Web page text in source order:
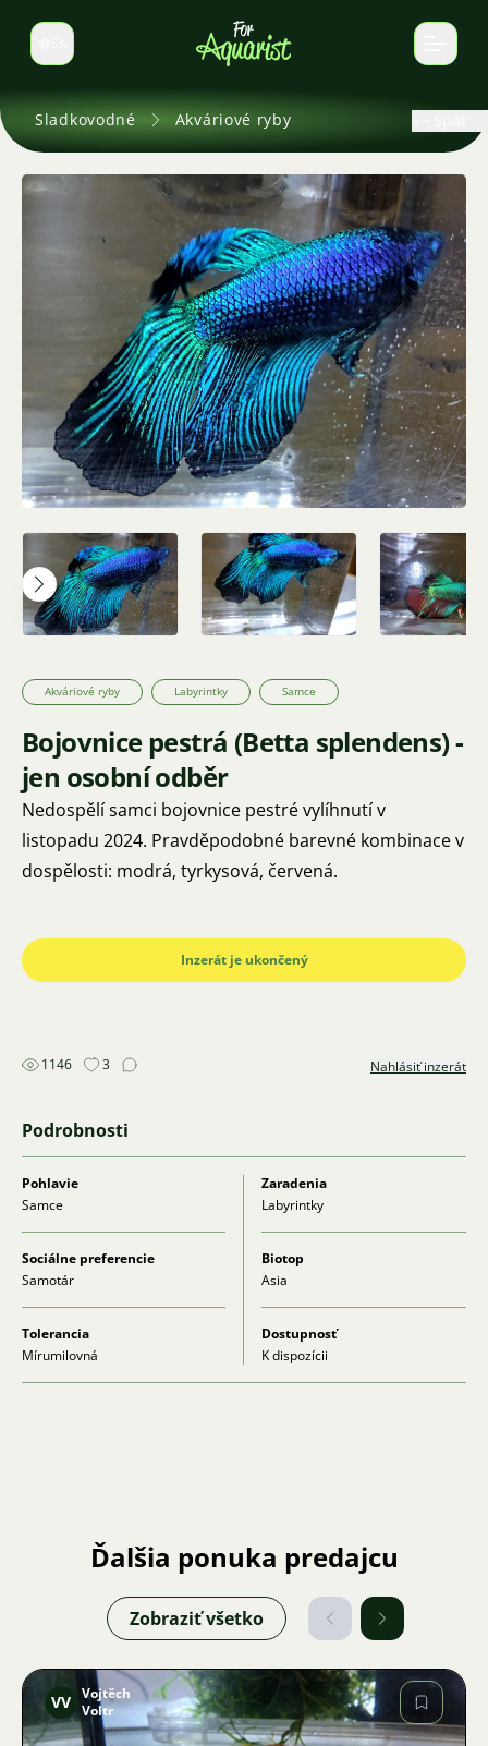
Prepnúť jazyk
Sladkovodné Akváriové ryby
Akváriové ryby Labyrintky Samce
Bojovnice pestrá (Betta splendens) -
jen osobní odběr
Nedospělí samci bojovnice pestré vylíhnutí v
listopadu 2024. Pravděpodobné barevné kombinace v
dospělosti: modrá, tyrkysová, červená.
Inzerát je ukončený
1146 3 Nahlásiť inzerát
Podrobnosti
Pohlavie
Samce
Zaradenia
Labyrintky
Sociálne preferencie
Samotár
Biotop
Asia
Tolerancia
Mírumilovná
Dostupnosť
K dispozícii
Ďalšia ponuka predajcu
Zobraziť všetko
VV Vojtěch
Voltr